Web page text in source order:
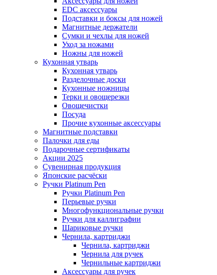
EDC аксессуары
Подставки и боксы для ножей
Магнитные держатели
Сумки и чехлы для ножей
Уход за ножами
Ножны для ножей
Кухонная утварь
Кухонная утварь
Разделочные доски
Кухонные ножницы
Терки и овощерезки
Овощечистки
Посуда
Прочие кухонные аксессуары
Магнитные подставки
Палочки для еды
Подарочные сертификаты
Акции 2025
Сувенирная продукция
Японские расчёски
Ручки Platinum Pen
Ручки Platinum Pen
Перьевые ручки
Многофункциональные ручки
Ручки для каллиграфии
Шариковые ручки
Чернила, картриджи
Чернила, картриджи
Чернила для ручек
Чернильные картриджи
Аксессуары для ручек